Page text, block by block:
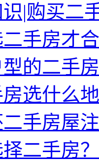
|购买二
手房才
的二手
选什么
手房屋
二手房？